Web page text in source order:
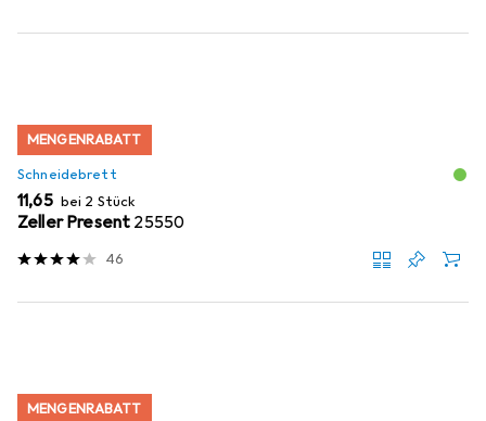
MENGENRABATT
Schneidebrett
EUR
11,65 bei 2 Stück
Zeller Present 25550
46
MENGENRABATT